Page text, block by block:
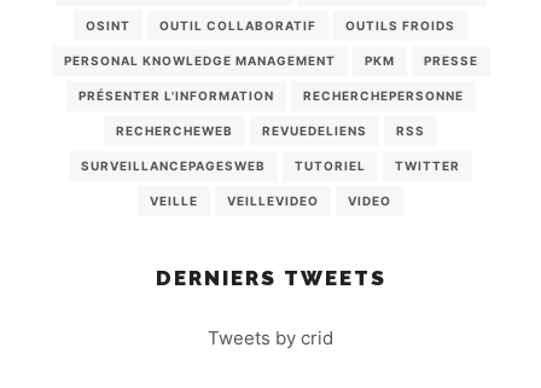
OSINT OUTIL COLLABORATIF OUTILS FROIDS
PERSONAL KNOWLEDGE MANAGEMENT PKM PRESSE
PRÉSENTER L'INFORMATION RECHERCHEPERSONNE
RECHERCHEWEB REVUEDELIENS RSS
SURVEILLANCEPAGESWEB TUTORIEL TWITTER
VEILLE VEILLEVIDEO VIDEO
DERNIERS TWEETS
Tweets by crid